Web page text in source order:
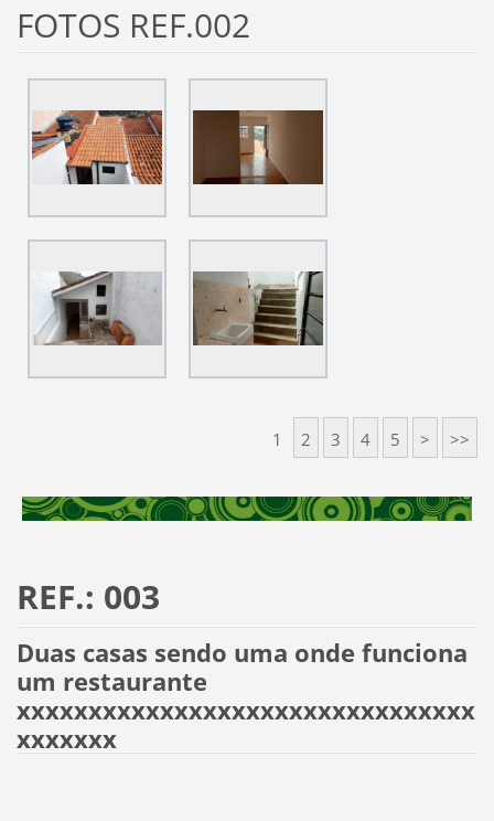
FOTOS REF.002
1 2 3 4 5 > >>
REF.: 003
Duas casas sendo uma onde funciona
um restaurante
xxxxxxxxxxxxxxxxxxxxxxxxxxxxxxxx
xxxxxxx